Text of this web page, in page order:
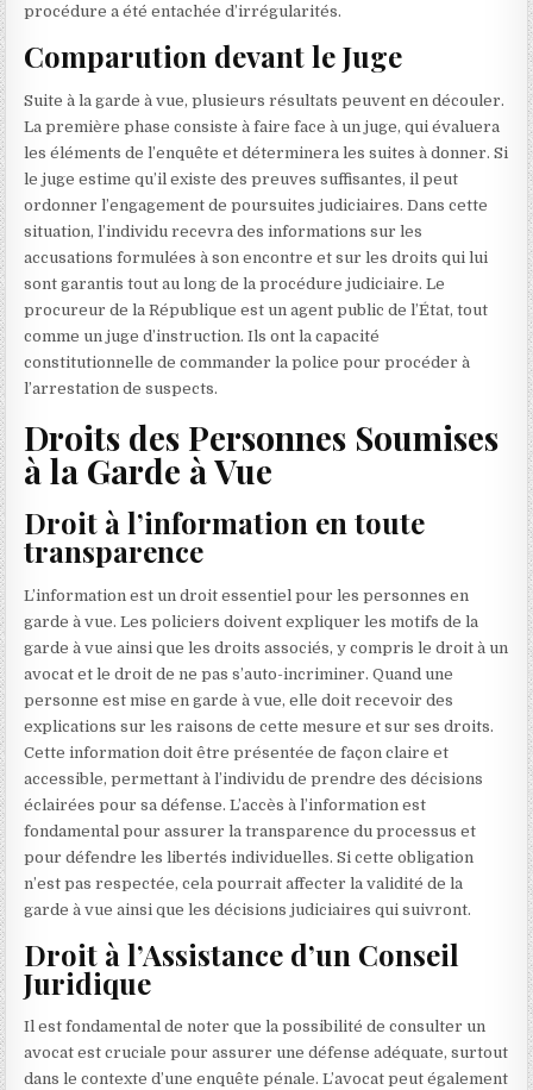
procédure a été entachée d’irrégularités.
Comparution devant le Juge
Suite à la garde à vue, plusieurs résultats peuvent en découler.
La première phase consiste à faire face à un juge, qui évaluera
les éléments de l’enquête et déterminera les suites à donner. Si
le juge estime qu’il existe des preuves suffisantes, il peut
ordonner l’engagement de poursuites judiciaires. Dans cette
situation, l’individu recevra des informations sur les
accusations formulées à son encontre et sur les droits qui lui
sont garantis tout au long de la procédure judiciaire. Le
procureur de la République est un agent public de l’État, tout
comme un juge d’instruction. Ils ont la capacité
constitutionnelle de commander la police pour procéder à
l’arrestation de suspects.
Droits des Personnes Soumises
à la Garde à Vue
Droit à l’information en toute
transparence
L’information est un droit essentiel pour les personnes en
garde à vue. Les policiers doivent expliquer les motifs de la
garde à vue ainsi que les droits associés, y compris le droit à un
avocat et le droit de ne pas s’auto-incriminer. Quand une
personne est mise en garde à vue, elle doit recevoir des
explications sur les raisons de cette mesure et sur ses droits.
Cette information doit être présentée de façon claire et
accessible, permettant à l’individu de prendre des décisions
éclairées pour sa défense. L’accès à l’information est
fondamental pour assurer la transparence du processus et
pour défendre les libertés individuelles. Si cette obligation
n’est pas respectée, cela pourrait affecter la validité de la
garde à vue ainsi que les décisions judiciaires qui suivront.
Droit à l’Assistance d’un Conseil
Juridique
Il est fondamental de noter que la possibilité de consulter un
avocat est cruciale pour assurer une défense adéquate, surtout
dans le contexte d’une enquête pénale. L’avocat peut également